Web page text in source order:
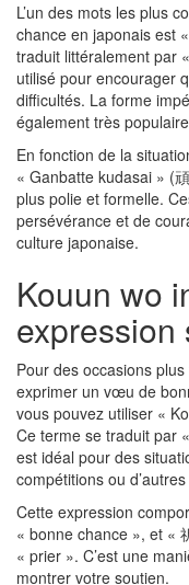
L’un des mots les plus
chance en japonais est
traduit littéralement par
utilisé pour encourager
difficultés. La forme
également très
En fonction de la
« Ganbatte kudasai » (
plus polie et formelle.
persévérance et de
culture japonaise.
Kouun wo
Pour des occasions
exprimer un vœu de
vous pouvez utiliser «
Ce terme se traduit par
est idéal pour des
compétitions ou
Cette expression
« bonne chance », et «
« prier ». C’est une
montrer votre soutien.